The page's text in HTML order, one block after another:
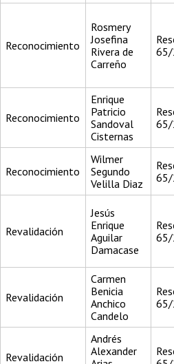
Reconocimiento
Rosmery
Josefina
Rivera de
Carreño
65/
Reconocimiento
Enrique
Patricio
Sandoval
Cisternas
65/
Reconocimiento
Wilmer
Segundo
Velilla Diaz
65/
Revalidación
Jesús
Enrique
Aguilar
Damacase
65/
Revalidación
Carmen
Benicia
Anchico
Candelo
65/
Revalidación
Andrés
Alexander